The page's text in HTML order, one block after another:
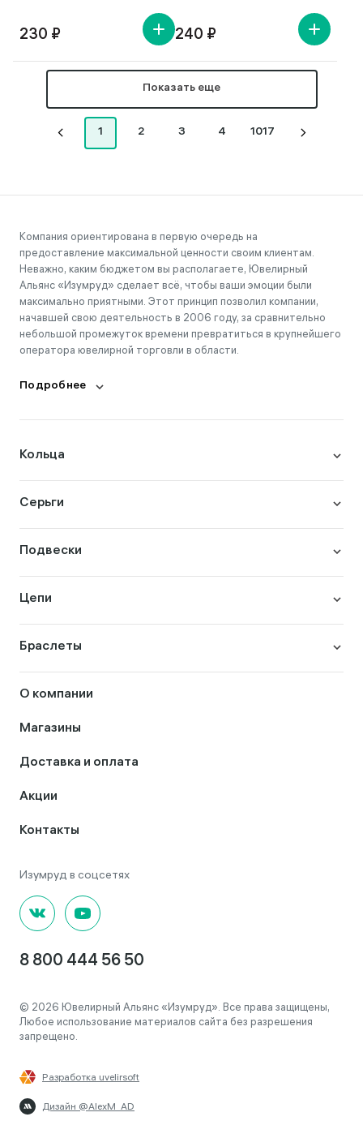
230 ₽ 240 ₽
Показать еще
1 2 3 4 1017
Компания ориентирована в первую очередь на
предоставление максимальной ценности своим клиентам.
Неважно, каким бюджетом вы располагаете, Ювелирный
Альянс «Изумруд» сделает всё, чтобы ваши эмоции были
максимально приятными. Этот принцип позволил компании,
начавшей свою деятельность в 2006 году, за сравнительно
небольшой промежуток времени превратиться в крупнейшего
оператора ювелирной торговли в области.
Подробнее
Кольца
Серьги
Подвески
Цепи
Браслеты
О компании
Магазины
Доставка и оплата
Акции
Контакты
8 800 444 56 50
© 2026 Ювелирный Альянс «Изумруд». Все права защищены,
Любое использование материалов сайта без разрешения
запрещено.
Разработка uvelirsoft
Дизайн @AlexM_AD